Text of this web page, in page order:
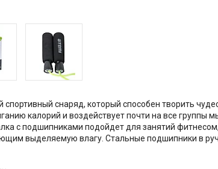
спортивный снаряд, который способен творить
калорий и воздействует почти на все
с подшипниками подойдет для занятий
выделяемую влагу. Стальные подшипники в